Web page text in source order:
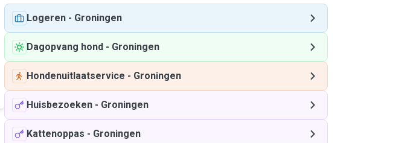
Logeren - Groningen
Dagopvang hond - Groningen
Hondenuitlaatservice - Groningen
Huisbezoeken - Groningen
Kattenoppas - Groningen